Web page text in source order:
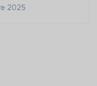
2025